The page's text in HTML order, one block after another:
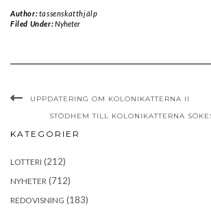
Author:tassenskatthjälp
Filed Under:Nyheter
UPPDATERING OM KOLONIKATTERNA II
STÖDHEM TILL KOLONIKATTERNA
KATEGORIER
LOTTERI (212)
NYHETER (712)
REDOVISNING (183)